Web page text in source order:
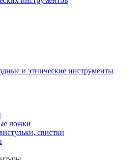
и этнические инструменты
ложки
свистки